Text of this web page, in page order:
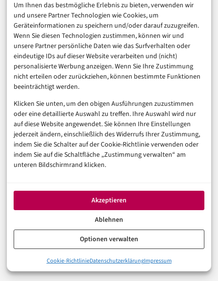
Um Ihnen das bestmögliche Erlebnis zu bieten, verwenden wir
und unsere Partner Technologien wie Cookies, um
Geräteinformationen zu speichern und/oder darauf zuzugreifen.
Wenn Sie diesen Technologien zustimmen, können wir und
unsere Partner persönliche Daten wie das Surfverhalten oder
eindeutige IDs auf dieser Website verarbeiten und (nicht)
personalisierte Werbung anzeigen. Wenn Sie Ihre Zustimmung
nicht erteilen oder zurückziehen, können bestimmte Funktionen
beeinträchtigt werden.
Klicken Sie unten, um den obigen Ausführungen zuzustimmen
oder eine detaillierte Auswahl zu treffen. Ihre Auswahl wird nur
auf diese Website angewendet. Sie können Ihre Einstellungen
jederzeit ändern, einschließlich des Widerrufs Ihrer Zustimmung,
indem Sie die Schalter auf der Cookie-Richtlinie verwenden oder
indem Sie auf die Schaltfläche „Zustimmung verwalten“ am
unteren Bildschirmrand klicken.
Akzeptieren
Ablehnen
Optionen verwalten
Cookie-RichtlinieDatenschutzerklärungImpressum
Unter dem Strich: Deutschland hat die Technologie,
hat die Forscher, hat – wenn auch zu wenig – das
Kapital. Was fehlt, ist ein regulatorischer Rahmen, der
Deep-Tech-FinTechs nicht zwingt, sich zwischen
Innovation und Compliance zu entscheiden. Ob Fast-
Track-Regulierung und eine aufgestockte
wird sich daran messen lassen müssen, wie schnell
aus politischen Forderungen verbindliche Verfahren
werden.
Die entscheidende Frage, die sich FinTech-Gründer und
noch zwei bis drei Jahre zu warten – oder ist der
nächste Standort bereits einen Zug entfernt in
Richtung London oder Zürich?
FINTECH NEWS ZUKUNFTSTRENDS
Was der Handelsblatt-Gastkommentar konkret fordert